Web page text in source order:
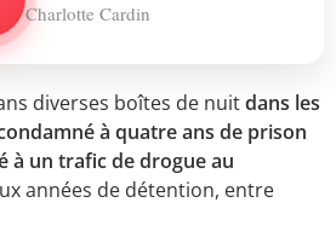
Charlotte Cardin
diverses boîtes de nuitdans les
à quatre ans de prison
à un trafic de drogue au
années de détention, entre